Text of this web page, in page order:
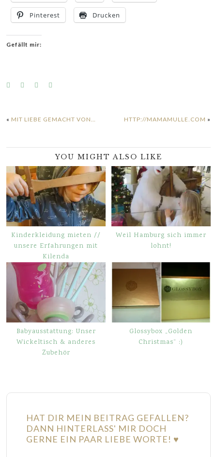
Pinterest Drucken
Gefällt mir:
« MIT LIEBE GEMACHT VON… HTTP://MAMAMULLE.COM »
YOU MIGHT ALSO LIKE
Kinderkleidung mieten //
unsere Erfahrungen mit
Kilenda
Weil Hamburg sich immer
lohnt!
Babyausstattung: Unser
Wickeltisch & anderes
Zubehör
Glossybox „Golden
Christmas“ :)
HAT DIR MEIN BEITRAG GEFALLEN?
DANN HINTERLASS' MIR DOCH
GERNE EIN PAAR LIEBE WORTE! ♥